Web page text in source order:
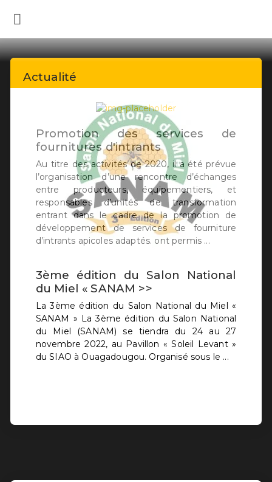
Actualité
3ème édition du Salon National
du Miel « SANAM >>
La 3ème édition du Salon National du Miel «
SANAM » La 3ème édition du Salon National
du Miel (SANAM) se tiendra du 24 au 27
novembre 2022, au Pavillon « Soleil Levant »
du SIAO à Ouagadougou. Organisé sous le ...
Promotion des services de
fournitures d'intrants
Au titre des activités de 2020, il a été prévue
l’organisation d’une rencontre d’échanges
entre producteurs, équipementiers, et
responsables d’unités de transformation
entrant dans le cadre de la promotion de
développement de services de fourniture
d’intrants apicoles adaptés. ont permis ...